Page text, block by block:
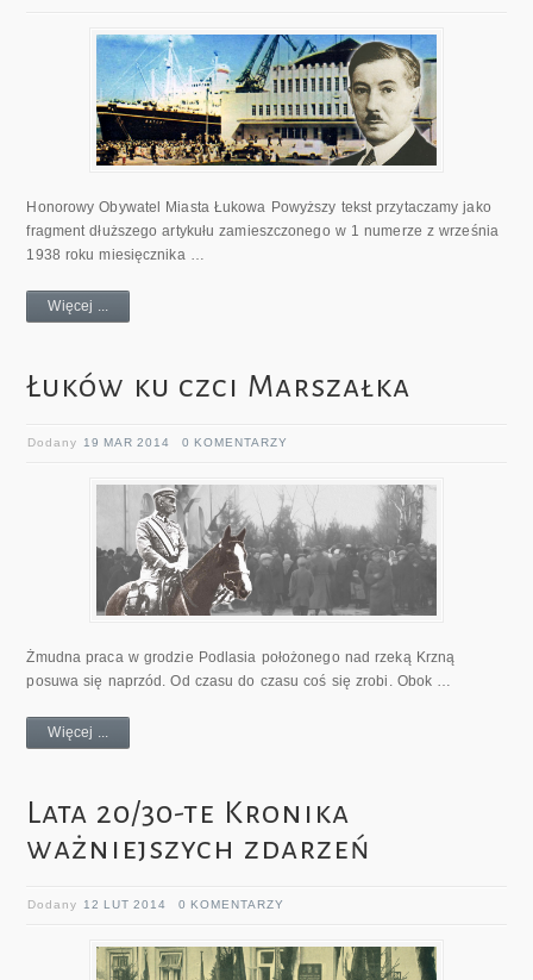
Honorowy Obywatel Miasta Łukowa Powyższy tekst przytaczamy jako
fragment dłuższego artykułu zamieszczonego w 1 numerze z września
1938 roku miesięcznika …
Więcej ...
Łuków ku czci Marszałka
Dodany 19 MAR 2014 0 KOMENTARZY
Żmudna praca w grodzie Podlasia położonego nad rzeką Krzną
posuwa się naprzód. Od czasu do czasu coś się zrobi. Obok …
Więcej ...
Lata 20/30-te Kronika
ważniejszych zdarzeń
Dodany 12 LUT 2014 0 KOMENTARZY